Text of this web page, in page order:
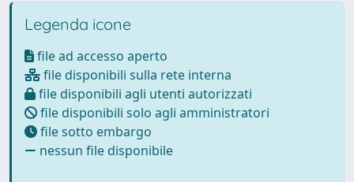
Legenda icone
file ad accesso aperto
file disponibili sulla rete interna
file disponibili agli utenti autorizzati
file disponibili solo agli amministratori
file sotto embargo
nessun file disponibile